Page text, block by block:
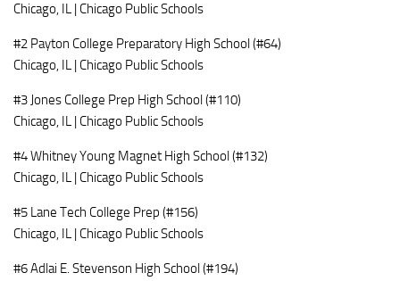
Chicago, IL | Chicago Public Schools
#2 Payton College Preparatory High School (#64)
Chicago, IL | Chicago Public Schools
#3 Jones College Prep High School (#110)
Chicago, IL | Chicago Public Schools
#4 Whitney Young Magnet High School (#132)
Chicago, IL | Chicago Public Schools
#5 Lane Tech College Prep (#156)
Chicago, IL | Chicago Public Schools
#6 Adlai E. Stevenson High School (#194)